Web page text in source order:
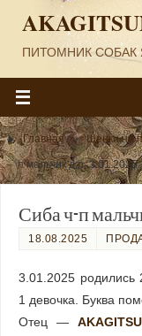
ПИТОМНИК
Главная » Щенки на
п мальчик д.р. 3.01.2025
Сиба ч-п
18.08.2025
3.01.2025
1 девочка. Буква
Отец —